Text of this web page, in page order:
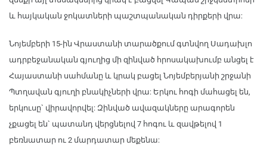
և հայկական ջոկատների պաշտպանական դիրքերի վրա:
Նոյեմբերի 15-ին Վրաստանի տարածքում գտնվող Սադախլո
ադրբեջանական գյուղից մի զինված հրոսակախումբ անցել է
Հայաստանի սահմանը և կրակ բացել Նոյեմբերյանի շրջանի
Պտղավան գյուղի բնակիչների վրա: Երկու հոգի մահացել են,
երկուսը` վիրավորվել: Զինված ավազակները արագորեն
չքացել են` պատանդ վերցնելով 7 հոգու և զավթելով 1
բեռնատար ու 2 մարդատար մեքենա: